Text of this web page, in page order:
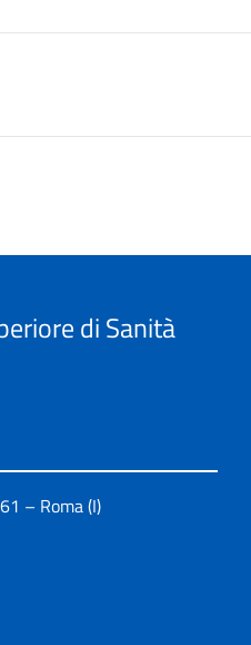
di Sanità
– Roma (I)